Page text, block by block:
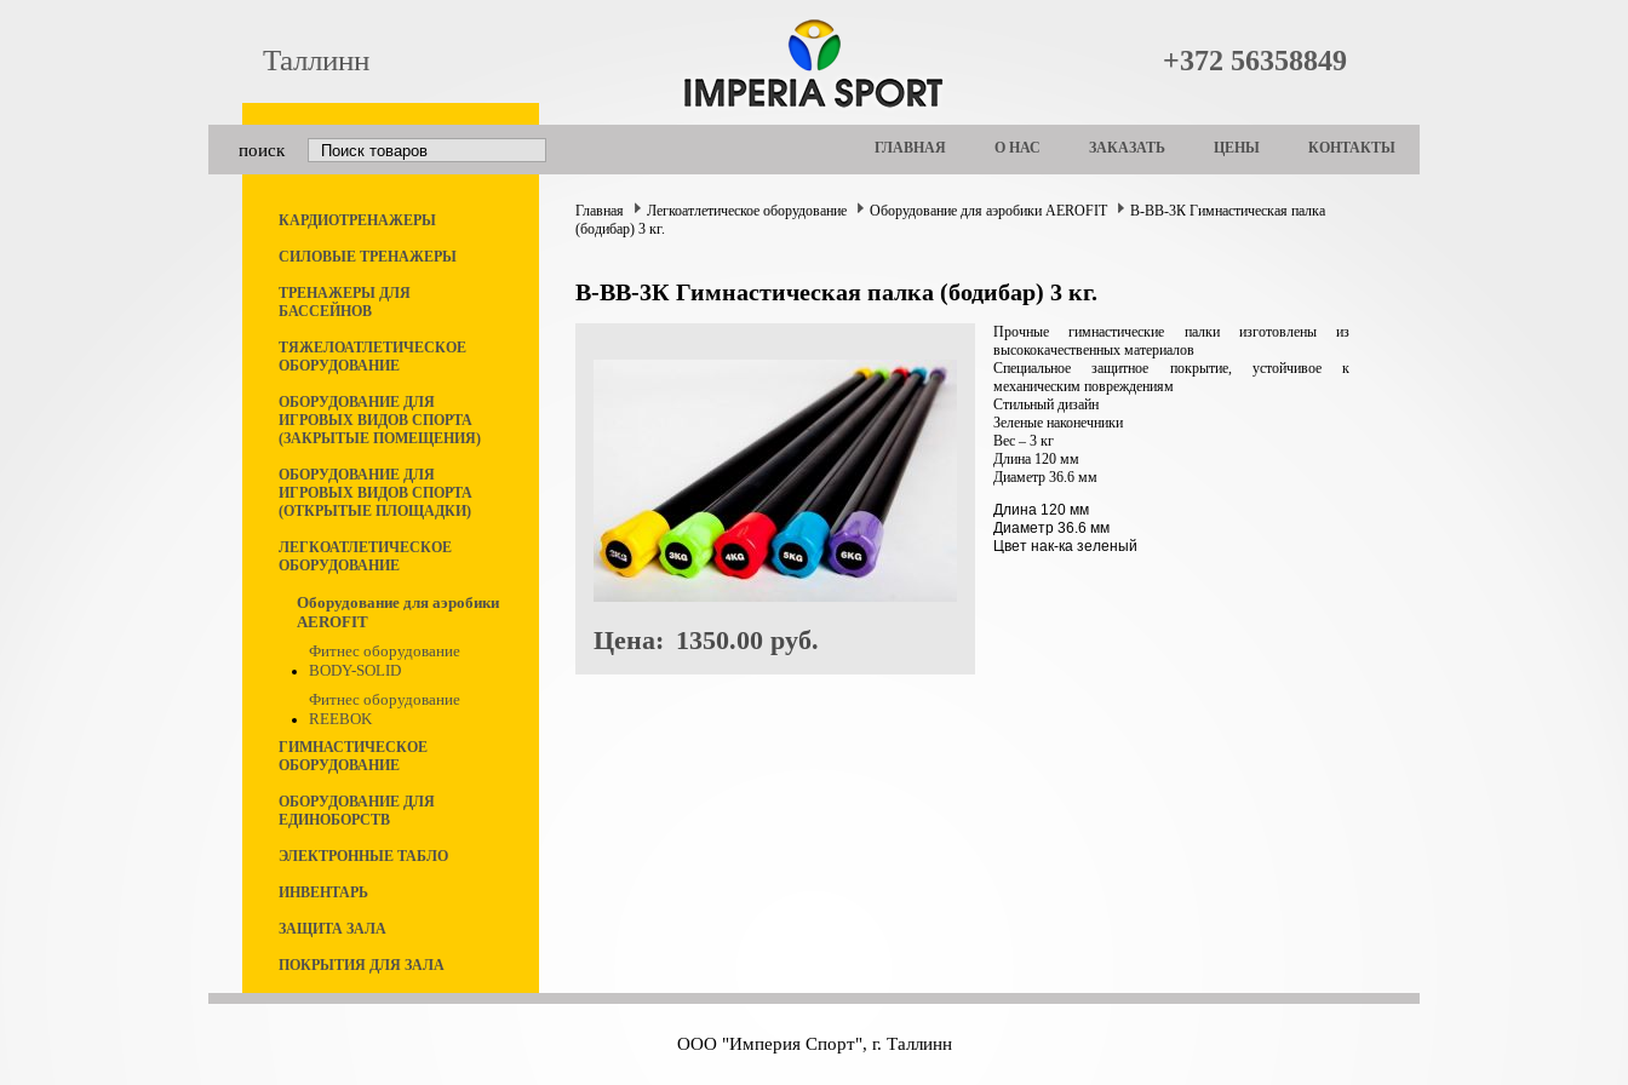
Таллинн +372 56358849
поиск ГЛАВНАЯ О НАС ЗАКАЗАТЬ ЦЕНЫ КОНТАКТЫ
КАРДИОТРЕНАЖЕРЫ
СИЛОВЫЕ ТРЕНАЖЕРЫ
ТРЕНАЖЕРЫ ДЛЯ
БАССЕЙНОВ
ТЯЖЕЛОАТЛЕТИЧЕСКОЕ
ОБОРУДОВАНИЕ
ОБОРУДОВАНИЕ ДЛЯ
ИГРОВЫХ ВИДОВ СПОРТА
(ЗАКРЫТЫЕ ПОМЕЩЕНИЯ)
ОБОРУДОВАНИЕ ДЛЯ
ИГРОВЫХ ВИДОВ СПОРТА
(ОТКРЫТЫЕ ПЛОЩАДКИ)
ЛЕГКОАТЛЕТИЧЕСКОЕ
ОБОРУДОВАНИЕ
Оборудование для аэробики
AEROFIT
Фитнес оборудование
BODY-SOLID
Фитнес оборудование
REEBOK
ГИМНАСТИЧЕСКОЕ
ОБОРУДОВАНИЕ
ОБОРУДОВАНИЕ ДЛЯ
ЕДИНОБОРСТВ
ЭЛЕКТРОННЫЕ ТАБЛО
ИНВЕНТАРЬ
ЗАЩИТА ЗАЛА
ПОКРЫТИЯ ДЛЯ ЗАЛА
Главная Легкоатлетическое оборудование Оборудование для аэробики AEROFIT
В-ВВ-3К Гимнастическая палка
(бодибар) 3 кг.
В-ВВ-3К Гимнастическая палка (бодибар) 3 кг.
Цена: 1350.00 руб.
Прочные гимнастические палки изготовлены из
высококачественных материалов
Специальное защитное покрытие, устойчивое к
механическим повреждениям
Стильный дизайн
Зеленые наконечники
Вес – 3 кг
Длина 120 мм
Диаметр 36.6 мм
Длина 120 мм
Диаметр 36.6 мм
Цвет нак-ка зеленый
ООО "Империя Спорт", г. Таллинн